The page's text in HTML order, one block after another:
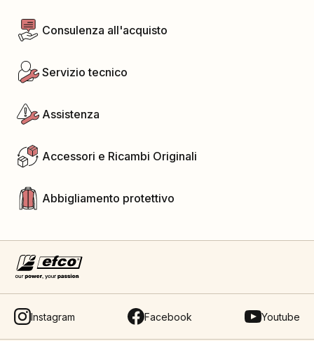
Consulenza all'acquisto
Servizio tecnico
Assistenza
Accessori e Ricambi Originali
Abbigliamento protettivo
Instagram Facebook Youtube